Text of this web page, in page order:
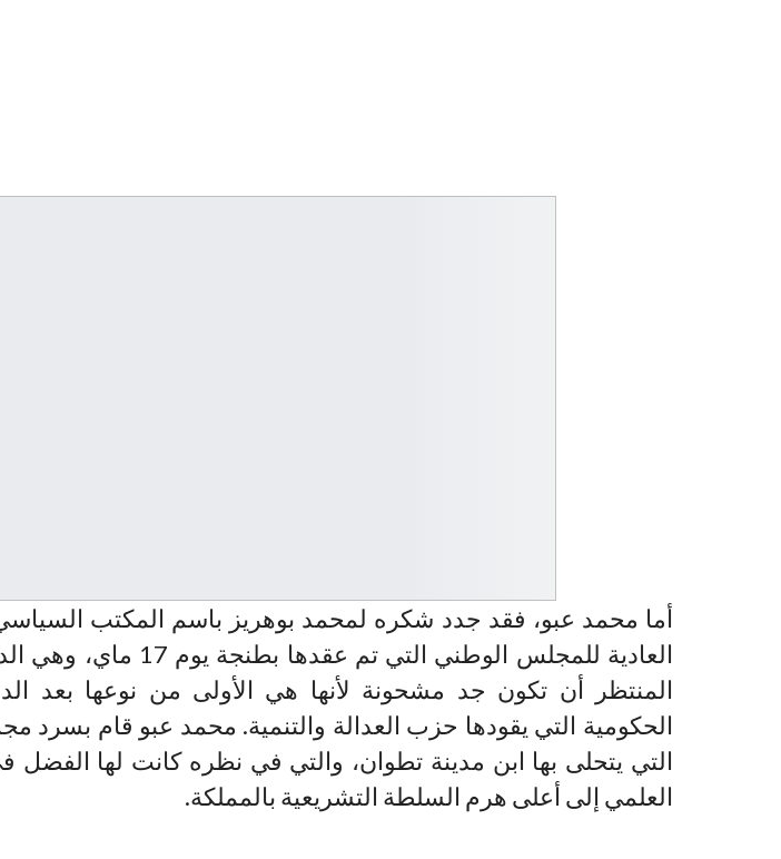
أما محمد عبو، فقد جدد شكره لمحمد بوهريز باسم المكتب
العادية للمجلس الوطني التي تم
المنتظر أن تكون جد مشحونة لأنها هي الأولى من نوعها بعد
الحكومية التي يقودها حزب العدالة والتنمية. محمد عبو قام بسرد
التي يتحلى بها ابن مدينة تطوان، والتي في نظره كانت لها
العلمي إلى أعلى هرم السلطة التشريعية بالمملكة.